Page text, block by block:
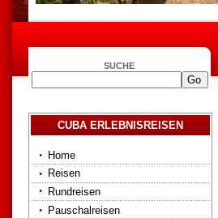
SUCHE
CUBA ERLEBNISREISEN
Home
Reisen
Rundreisen
Pauschalreisen